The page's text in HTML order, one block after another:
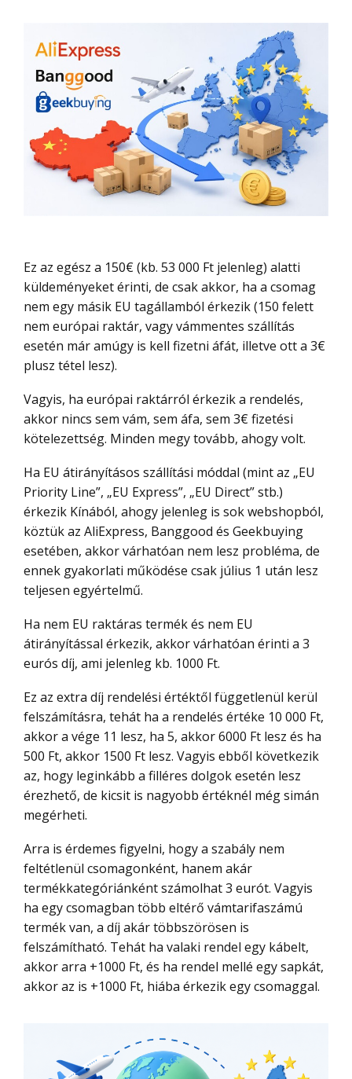
Ez az egész a 150€ (kb. 53 000 Ft jelenleg) alatti
küldeményeket érinti, de csak akkor, ha a csomag
nem egy másik EU tagállamból érkezik (150 felett
nem európai raktár, vagy vámmentes szállítás
esetén már amúgy is kell fizetni áfát, illetve ott a 3€
plusz tétel lesz).
Vagyis, ha európai raktárról érkezik a rendelés,
akkor nincs sem vám, sem áfa, sem 3€ fizetési
kötelezettség. Minden megy tovább, ahogy volt.
Ha EU átirányításos szállítási móddal (mint az „EU
Priority Line”, „EU Express”, „EU Direct” stb.)
érkezik Kínából, ahogy jelenleg is sok webshopból,
köztük az AliExpress, Banggood és Geekbuying
esetében, akkor várhatóan nem lesz probléma, de
ennek gyakorlati működése csak július 1 után lesz
teljesen egyértelmű.
Ha nem EU raktáras termék és nem EU
átirányítással érkezik, akkor várhatóan érinti a 3
eurós díj, ami jelenleg kb. 1000 Ft.
Ez az extra díj rendelési értéktől függetlenül kerül
felszámításra, tehát ha a rendelés értéke 10 000 Ft,
akkor a vége 11 lesz, ha 5, akkor 6000 Ft lesz és ha
500 Ft, akkor 1500 Ft lesz. Vagyis ebből következik
az, hogy leginkább a filléres dolgok esetén lesz
érezhető, de kicsit is nagyobb értéknél még simán
megérheti.
Arra is érdemes figyelni, hogy a szabály nem
feltétlenül csomagonként, hanem akár
termékkategóriánként számolhat 3 eurót. Vagyis
ha egy csomagban több eltérő vámtarifaszámú
termék van, a díj akár többszörösen is
felszámítható. Tehát ha valaki rendel egy kábelt,
akkor arra +1000 Ft, és ha rendel mellé egy sapkát,
akkor az is +1000 Ft, hiába érkezik egy csomaggal.